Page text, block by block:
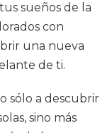
sueños de la
con
una nueva
de ti.
sólo a descubrir
sino más